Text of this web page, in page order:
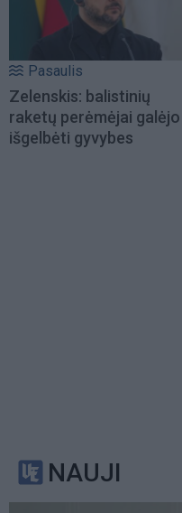
Pasaulis
Zelenskis: balistinių
raketų perėmėjai galėjo
išgelbėti gyvybes
NAUJI